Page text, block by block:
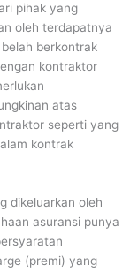
pihak yang
oleh terdapatnya
berkontrak
kontraktor
atas
seperti yang
kontrak
dikeluarkan oleh
asuransi punya
(premi) yang